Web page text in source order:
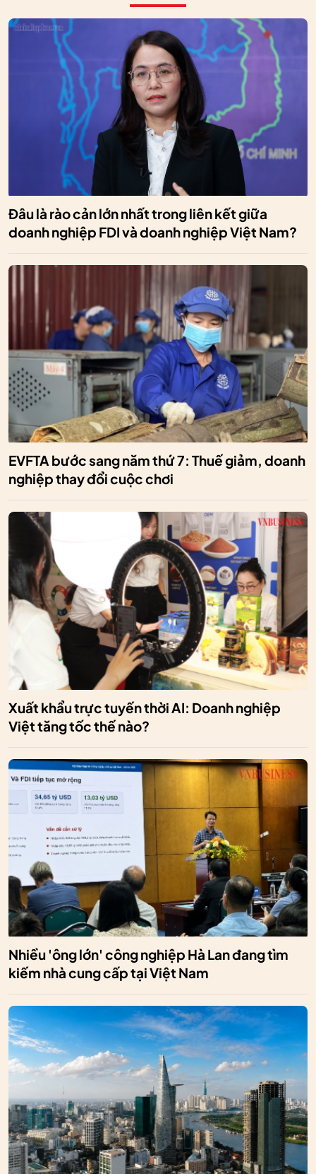
Đâu là rào cản lớn nhất trong liên kết giữa
doanh nghiệp FDI và doanh nghiệp Việt Nam?
EVFTA bước sang năm thứ 7: Thuế giảm, doanh
nghiệp thay đổi cuộc chơi
Xuất khẩu trực tuyến thời AI: Doanh nghiệp
Việt tăng tốc thế nào?
Nhiều 'ông lớn' công nghiệp Hà Lan đang tìm
kiếm nhà cung cấp tại Việt Nam